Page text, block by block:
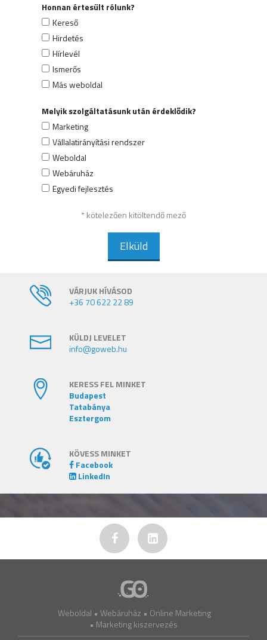
Honnan értesült rólunk?
Kereső
Hirdetés
Hírlevél
Ismerős
Más weboldal
Melyik szolgáltatásunk után érdeklődik?
Marketing
Vállalatirányítási rendszer
Weboldal
Webáruház
Egyedi fejlesztés
* kötelezően kitöltendő mező
Elküld
VÁRJUK HÍVÁSOD
+36 70 622 22 89
KÜLDJ LEVELET
info@goweb.hu
KERESS FEL MINKET
Budapest
Tatabánya
Esztergom
KÖVESS MINKET
Facebook
LinkedIn
Weboldal • Webáruház • Online Marketing
• Marketing kiszervezés